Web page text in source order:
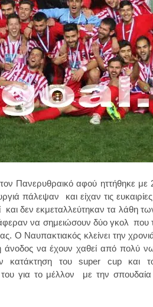
Πανερυθραικό αφού ηττήθηκε με
πάλεψαν και είχαν τις
και δεν εκμεταλλεύτηκαν τα λάθη
να σημειώσουν δύο γκολ που
Ο Ναυπακτιακός κλείνει την
να έχουν χαθεί από πολύ
κατάκτηση του super cup και
για το μέλλον με την σπουδαία